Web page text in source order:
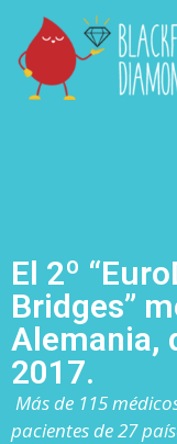
El 2º
Bridges”
Alemania,
2017.
Más de 115
pacientes de 27